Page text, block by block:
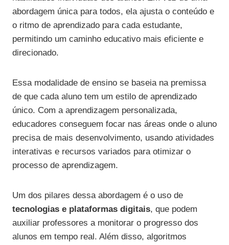
abordagem única para todos, ela ajusta o conteúdo e
o ritmo de aprendizado para cada estudante,
permitindo um caminho educativo mais eficiente e
direcionado.
Essa modalidade de ensino se baseia na premissa
de que cada aluno tem um estilo de aprendizado
único. Com a aprendizagem personalizada,
educadores conseguem focar nas áreas onde o aluno
precisa de mais desenvolvimento, usando atividades
interativas e recursos variados para otimizar o
processo de aprendizagem.
Um dos pilares dessa abordagem é o uso de
tecnologias e plataformas digitais, que podem
auxiliar professores a monitorar o progresso dos
alunos em tempo real. Além disso, algoritmos